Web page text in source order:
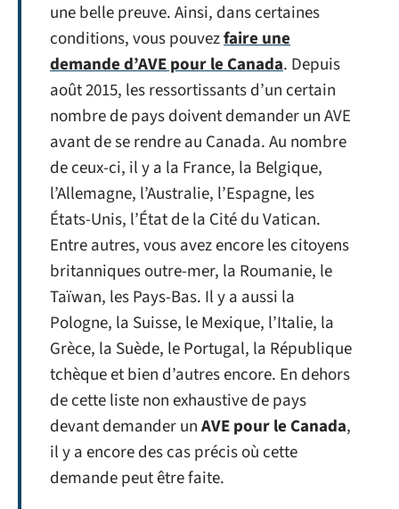
une belle preuve. Ainsi, dans certaines
conditions, vous pouvezfaire une
demande d’AVE pour le Canada. Depuis
août 2015, les ressortissants d’un certain
nombre de pays doivent demander un AVE
avant de se rendre au Canada. Au nombre
de ceux-ci, il y a la France, la Belgique,
l’Allemagne, l’Australie, l’Espagne, les
États-Unis, l’État de la Cité du Vatican.
Entre autres, vous avez encore les citoyens
britanniques outre-mer, la Roumanie, le
Taïwan, les Pays-Bas. Il y a aussi la
Pologne, la Suisse, le Mexique, l’Italie, la
Grèce, la Suède, le Portugal, la République
tchèque et bien d’autres encore. En dehors
de cette liste non exhaustive de pays
devant demander unAVE pour le Canada,
il y a encore des cas précis où cette
demande peut être faite.